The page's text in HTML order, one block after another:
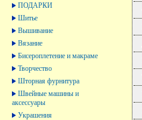
ПОДАРКИ
Шитье
Вышивание
Вязание
Бисероплетение и макраме
Творчество
Шторная фурнитура
Швейные машины и
аксессуары
Украшения